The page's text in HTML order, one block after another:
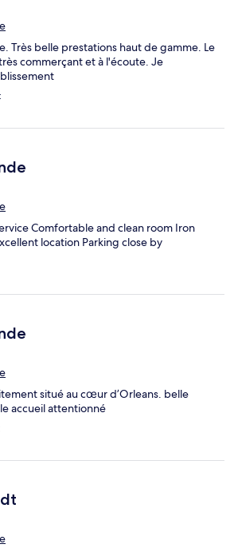
Très belle prestations haut de gamme. Le
commerçant et à l'écoute. Je
Comfortable and clean room Iron
location Parking close by
situé au cœur d’Orleans. belle
accueil attentionné